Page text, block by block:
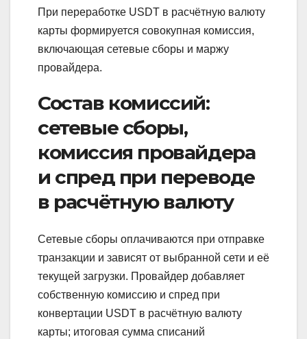
При переработке USDT в расчётную валюту
карты формируется совокупная комиссия,
включающая сетевые сборы и маржу
провайдера.
Состав комиссий:
сетевые сборы,
комиссия провайдера
и спред при переводе
в расчётную валюту
Сетевые сборы оплачиваются при отправке
транзакции и зависят от выбранной сети и её
текущей загрузки. Провайдер добавляет
собственную комиссию и спред при
конвертации USDT в расчётную валюту
карты; итоговая сумма списаний